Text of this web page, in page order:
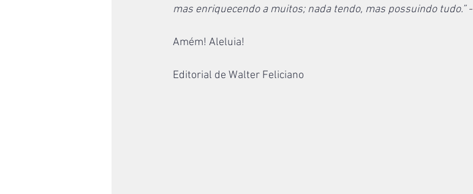
mas enriquecendo a muitos; nada tendo, mas possuindo tudo.” -
Amém! Aleluia!
Editorial de Walter Feliciano